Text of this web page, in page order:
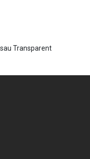
Transparent